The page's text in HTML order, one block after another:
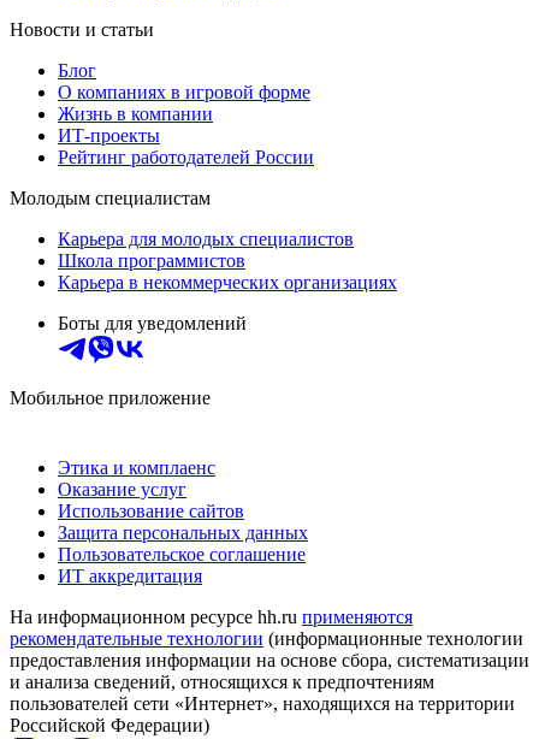
Новости и статьи
Блог
О компаниях в игровой форме
Жизнь в компании
ИТ-проекты
Рейтинг работодателей России
Молодым специалистам
Карьера для молодых специалистов
Школа программистов
Карьера в некоммерческих организациях
Боты для уведомлений
Мобильное приложение
Этика и комплаенс
Оказание услуг
Использование сайтов
Защита персональных данных
Пользовательское соглашение
ИТ аккредитация
На информационном ресурсе hh.ru применяются
рекомендательные технологии (информационные технологии
предоставления информации на основе сбора, систематизации
и анализа сведений, относящихся к предпочтениям
пользователей сети «Интернет», находящихся на территории
Российской Федерации)